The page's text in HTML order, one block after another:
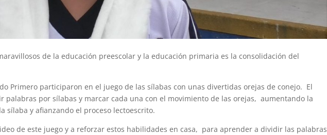
de la educación preescolar y la educación primaria es la consolidación del
Primero participaron en el juego de las sílabas con unas divertidas orejas de conejo. El
palabras por sílabas y marcar cada una con el movimiento de las orejas, aumentando la
sílaba y afianzando el proceso lectoescrito.
de este juego y a reforzar estos habilidades en casa, para aprender a dividir las palabras